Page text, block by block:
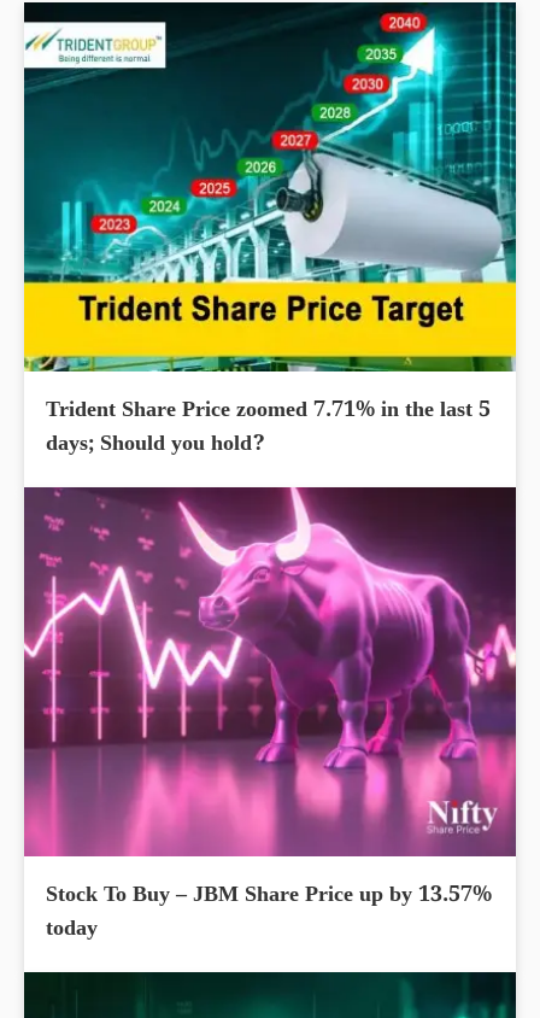
Trident Share Price zoomed 7.71% in the last 5
days; Should you hold?
Stock To Buy – JBM Share Price up by 13.57%
today